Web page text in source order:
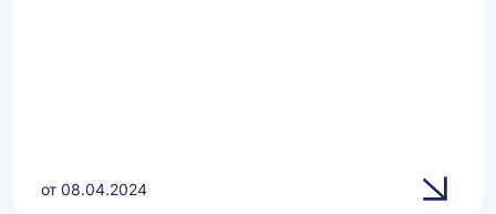
от 08.04.2024